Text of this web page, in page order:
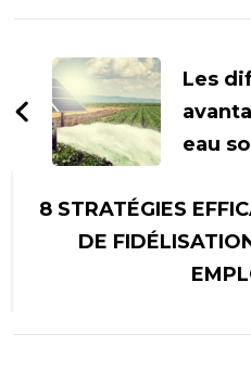
d'article
Les
eau
8 STRATÉGIES
DE